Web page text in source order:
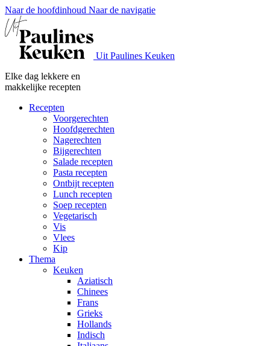
Naar de hoofdinhoud Naar de navigatie
Uit Paulines Keuken
Elke dag lekkere en
makkelijke recepten
Recepten
Voorgerechten
Hoofdgerechten
Nagerechten
Bijgerechten
Salade recepten
Pasta recepten
Ontbijt recepten
Lunch recepten
Soep recepten
Vegetarisch
Vis
Vlees
Kip
Thema
Keuken
Aziatisch
Chinees
Frans
Grieks
Hollands
Indisch